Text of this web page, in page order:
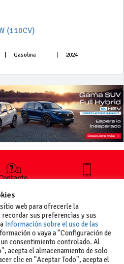
(110CV)
Gasolina 2024
un
+34 627 35
web para ofrecerle la
sus preferencias y sus
Información sobre el uso de las
o vaya a "Configuración de
consentimiento controlado. Al
acepta el almacenamiento de solo
clic en "Aceptar Todo", acepta el